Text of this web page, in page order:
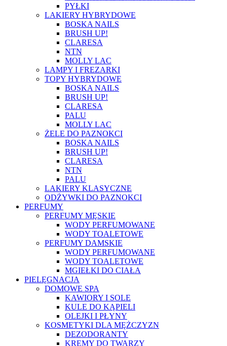
PYŁKI
LAKIERY HYBRYDOWE
BOSKA NAILS
BRUSH UP!
CLARESA
NTN
MOLLY LAC
LAMPY I FREZARKI
TOPY HYBRYDOWE
BOSKA NAILS
BRUSH UP!
CLARESA
PALU
MOLLY LAC
ŻELE DO PAZNOKCI
BOSKA NAILS
BRUSH UP!
CLARESA
NTN
PALU
LAKIERY KLASYCZNE
ODŻYWKI DO PAZNOKCI
PERFUMY
PERFUMY MĘSKIE
WODY PERFUMOWANE
WODY TOALETOWE
PERFUMY DAMSKIE
WODY PERFUMOWANE
WODY TOALETOWE
MGIEŁKI DO CIAŁA
PIELĘGNACJA
DOMOWE SPA
KAWIORY I SOLE
KULE DO KĄPIELI
OLEJKI I PŁYNY
KOSMETYKI DLA MĘŻCZYZN
DEZODORANTY
KREMY DO TWARZY